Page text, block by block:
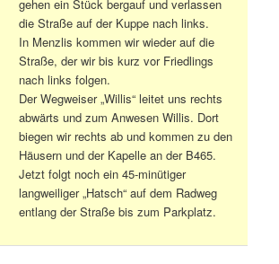
gehen ein Stück bergauf und verlassen
die Straße auf der Kuppe nach links.
In Menzlis kommen wir wieder auf die
Straße, der wir bis kurz vor Friedlings
nach links folgen.
Der Wegweiser „Willis“ leitet uns rechts
abwärts und zum Anwesen Willis. Dort
biegen wir rechts ab und kommen zu den
Häusern und der Kapelle an der B465.
Jetzt folgt noch ein 45-minütiger
langweiliger „Hatsch“ auf dem Radweg
entlang der Straße bis zum Parkplatz.